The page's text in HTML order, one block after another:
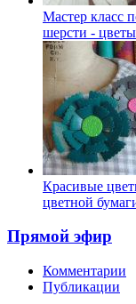
Мастер класс
шерсти - цветы
Красивые
цветной
Прямой эфир
Комментарии
Публикации